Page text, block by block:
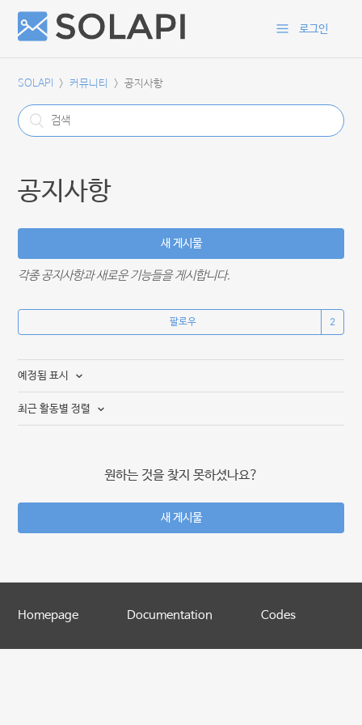
로그인
SOLAPI 커뮤니티 공지사항
공지사항
새 게시물
각종 공지사항과 새로운 기능들을 게시합니다.
팔로우
예정됨 표시
최근 활동별 정렬
원하는 것을 찾지 못하셨나요?
새 게시물
Homepage Documentation Codes